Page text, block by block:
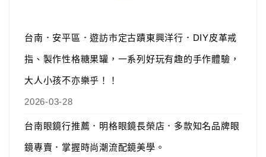
台南．安平區．遊訪市定古蹟東興洋行．DIY皮革戒
指、製作性格糖果罐，一系列好玩有趣的手作體驗，
大人小孩不亦樂乎！！
2026-03-28
台南眼鏡行推薦．明格眼鏡長榮店．多款知名品牌眼
鏡專賣．掌握時尚潮流配鏡美學。